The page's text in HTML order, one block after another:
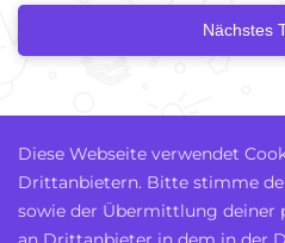
Nächstes
Diese Webseite verwendet
Drittanbietern. Bitte stimme
sowie der Übermittlung deiner